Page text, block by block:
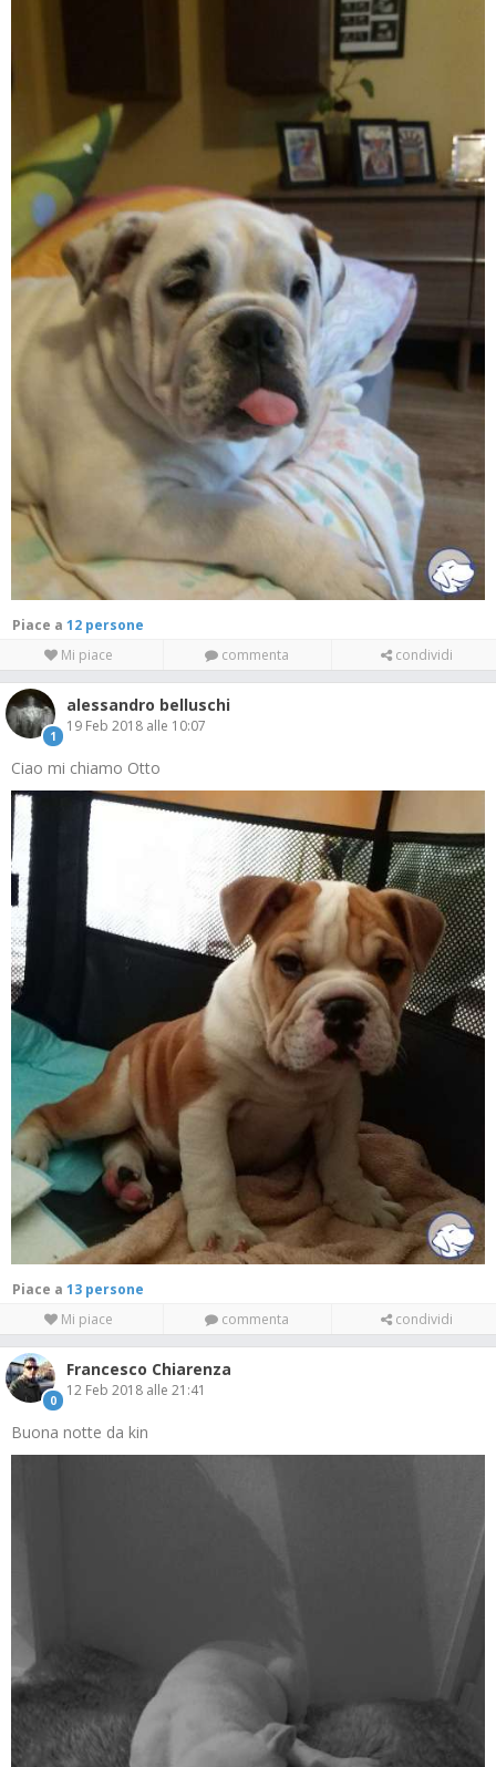
Piace a
12 persone
Mi piace
commenta condividi
1
alessandro belluschi
19 Feb 2018 alle 10:07
Ciao mi chiamo Otto
Piace a
13 persone
Mi piace
commenta condividi
0
Francesco Chiarenza
12 Feb 2018 alle 21:41
Buona notte da kin